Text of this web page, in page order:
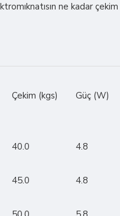
ne kadar
Çekim (kgs)
Güç (W)
40.0 4.8
45.0 4.8